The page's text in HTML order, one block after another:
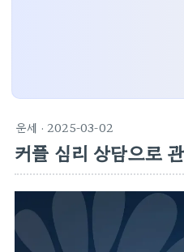
운세 · 2025-03-02
커플 심리 상담으로